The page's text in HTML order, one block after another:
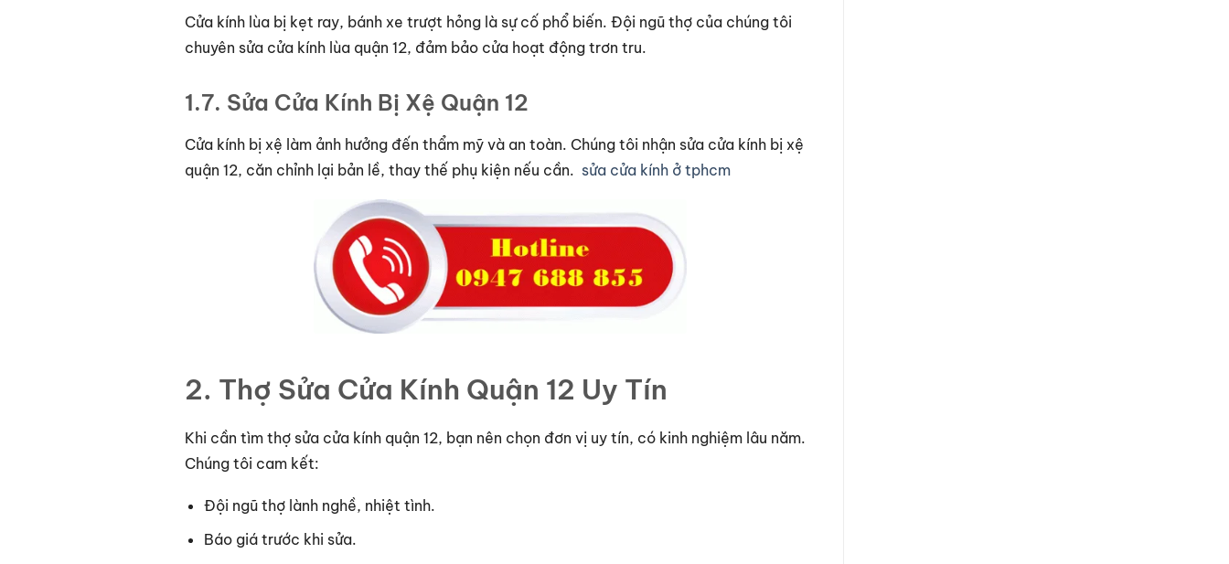
Cửa kính lùa bị kẹt ray, bánh xe trượt hỏng là sự cố phổ biến. Đội ngũ thợ của chúng tôi
chuyên sửa cửa kính lùa quận 12, đảm bảo cửa hoạt động trơn tru.
1.7. Sửa Cửa Kính Bị Xệ Quận 12
Cửa kính bị xệ làm ảnh hưởng đến thẩm mỹ và an toàn. Chúng tôi nhận sửa cửa kính bị xệ
quận 12, căn chỉnh lại bản lề, thay thế phụ kiện nếu cần. sửa cửa kính ở tphcm
2. Thợ Sửa Cửa Kính Quận 12 Uy Tín
Khi cần tìm thợ sửa cửa kính quận 12, bạn nên chọn đơn vị uy tín, có kinh nghiệm lâu năm.
Chúng tôi cam kết:
Đội ngũ thợ lành nghề, nhiệt tình.
Báo giá trước khi sửa.